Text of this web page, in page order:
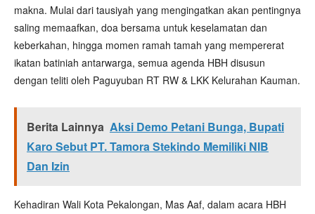
makna. Mulai dari tausiyah yang mengingatkan akan pentingnya
saling memaafkan, doa bersama untuk keselamatan dan
keberkahan, hingga momen ramah tamah yang mempererat
ikatan batiniah antarwarga, semua agenda HBH disusun
dengan teliti oleh Paguyuban RT RW & LKK Kelurahan Kauman.
Berita Lainnya Aksi Demo Petani Bunga, Bupati
Karo Sebut PT. Tamora Stekindo Memiliki NIB
Dan Izin
Kehadiran Wali Kota Pekalongan, Mas Aaf, dalam acara HBH